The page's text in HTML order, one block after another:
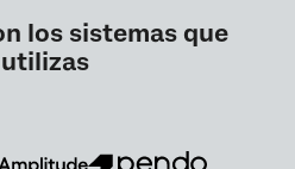
los sistemas que